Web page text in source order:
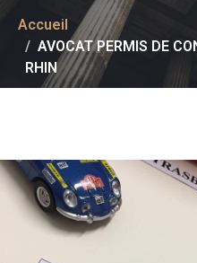
Accueil
AVOCAT PERMIS DE
RHIN